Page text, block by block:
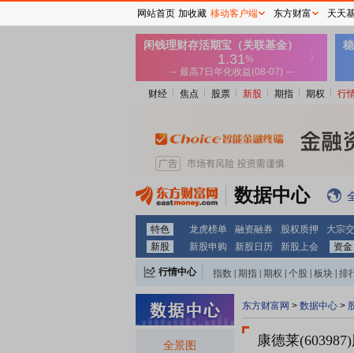
财经 焦点 股票 新股 期指 期权 行
数据中心
特色 龙虎榜单 融资融券 股权质押 大宗
新股
新股申购 新股日历 新股上会 资金
行情中心 指数 期指 期权 个股 板块 排
全景图
东方财富网 > 数据中心 >
康德莱(603987)
网站首页 加收藏 移动客户端 东方财富 天天